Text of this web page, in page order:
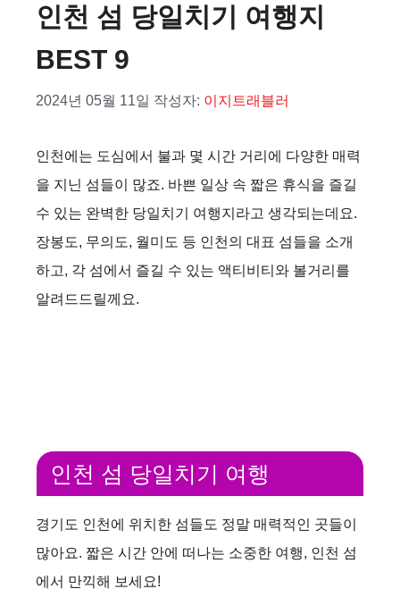
인천 섬 당일치기 여행지
BEST 9
2024년 05월 11일 작성자: 이지트래블러
인천에는 도심에서 불과 몇 시간 거리에 다양한 매력
을 지닌 섬들이 많죠. 바쁜 일상 속 짧은 휴식을 즐길
수 있는 완벽한 당일치기 여행지라고 생각되는데요.
장봉도, 무의도, 월미도 등 인천의 대표 섬들을 소개
하고, 각 섬에서 즐길 수 있는 액티비티와 볼거리를
알려드드릴께요.
인천 섬 당일치기 여행
경기도 인천에 위치한 섬들도 정말 매력적인 곳들이
많아요. 짧은 시간 안에 떠나는 소중한 여행, 인천 섬
에서 만끽해 보세요!